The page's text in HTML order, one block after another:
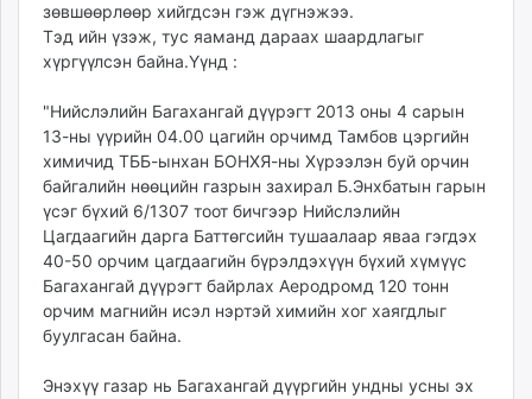
unuudur.mn
isee.mn
mglradio.com
fact.mn
itoim.mn
tumen.mn
shuum.mn
times.mn
tvmongolia.mn
mass.mn
unegui.mn
assa.mn
зөвшөөрлөөр хийгдсэн гэж дүгнэжээ.
Тэд ийн үзэж, тус яаманд дараах шаардлагыг
хүргүүлсэн байна.Үүнд :
"Нийслэлийн Багахангай дүүрэгт 2013 оны 4 сарын
13-ны үүрийн 04.00 цагийн орчимд Тамбов цэргийн
химичид ТББ-ынхан БОНХЯ-ны Хүрээлэн буй орчин
байгалийн нөөцийн газрын захирал Б.Энхбатын гарын
үсэг бүхий 6/1307 тоот бичгээр Нийслэлийн
Цагдаагийн дарга Баттөгсийн тушаалаар яваа гэгдэх
40-50 орчим цагдаагийн бүрэлдэхүүн бүхий хүмүүс
Багахангай дүүрэгт байрлах Аеродромд 120 тонн
орчим магнийн исэл нэртэй химийн хог хаягдлыг
буулгасан байна.
Энэхүү газар нь Багахангай дүүргийн ундны усны эх